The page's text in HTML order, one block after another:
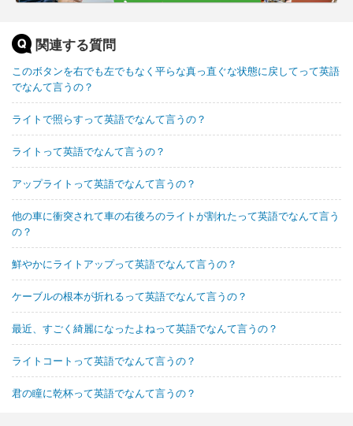
関連する質問
このボタンを右でも左でもなく平らな真っ直ぐな状態に戻してって英語
でなんて言うの？
ライトで照らすって英語でなんて言うの？
ライトって英語でなんて言うの？
アップライトって英語でなんて言うの？
他の車に衝突されて車の右後ろのライトが割れたって英語でなんて言う
の？
鮮やかにライトアップって英語でなんて言うの？
ケーブルの根本が折れるって英語でなんて言うの？
最近、すごく綺麗になったよねって英語でなんて言うの？
ライトコートって英語でなんて言うの？
君の瞳に乾杯って英語でなんて言うの？